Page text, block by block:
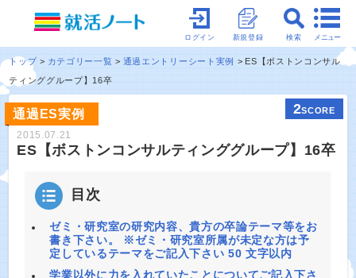
メニュー
検索
新規登録
ログイン
トップ カテゴリー一覧 通過エントリーシート実例
ES【ボストンコンサル
ティンググループ】16卒
通過ES実例 2SCORE
2015.07.21
ES【ボストンコンサルティンググループ】16卒
目次
ゼミ・研究室の研究内容、貴方の卒論テーマ等をお
書き下さい。 ※ゼミ・研究室所属が未定な方は予
定しているテーマをご記入下さい 50 文字以内
学業以外に力を入れていたことについてご記入下さ